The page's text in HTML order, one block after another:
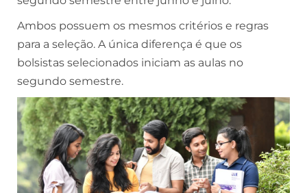
Ambos possuem os mesmos critérios e regras
para a seleção. A única diferença é que os
bolsistas selecionados iniciam as aulas no
segundo semestre.